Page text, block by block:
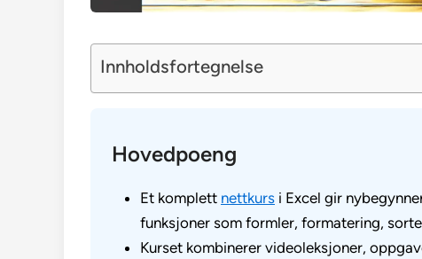
Innholdsfortegnelse
Hovedpoeng
Et komplett nettkurs i Excel gir
funksjoner som formler, formatering,
Kurset kombinerer videoleksjoner,